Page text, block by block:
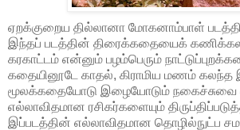
ஏறக்குறைய தில்லானா மோகனாம்பாள்
இந்தப் படத்தின் திரைக்கதையைக்
கரகாட்டம் என்னும் பழம்பெரும்
கதையினூடே காதல், கிராமிய மணம்
மூலக்கதையோடு இழையோடும் நகைச்சுவை
எல்லாவிதமான ரசிகர்களையும்
இப்படத்தின் எல்லாவிதமான தொழில்நுட்ப